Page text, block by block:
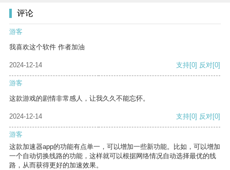
评论
游客
我喜欢这个软件 作者加油
2024-12-14 支持[0] 反对[0]
游客
这款游戏的剧情非常感人，让我久久不能忘怀。
2024-12-14 支持[0] 反对[0]
游客
这款加速器app的功能有点单一，可以增加一些新功能。比如，可以增加
一个自动切换线路的功能，这样就可以根据网络情况自动选择最优的线
路，从而获得更好的加速效果。